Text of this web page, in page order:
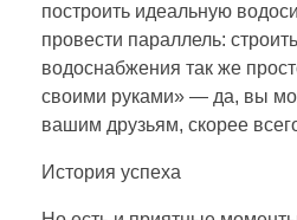
построить идеальную
провести параллель:
водоснабжения так же
своими руками» — да, вы
вашим друзьям, скорее
История успеха